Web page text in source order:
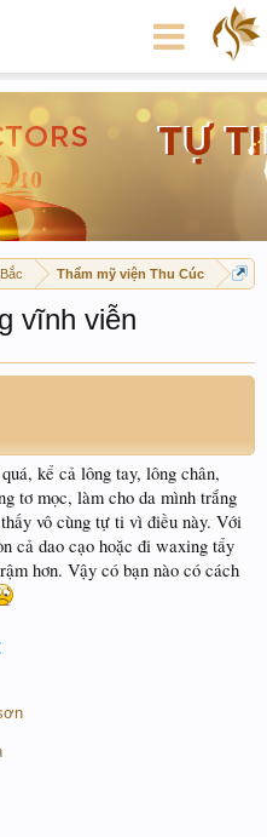
Thẩm mỹ viện Thu Cúc
vĩnh viễn
kể cả lông tay, lông chân,
tơ mọc, làm cho da mình trắng
vô cùng tự ti vì điều này. Với
cả dao cạo hoặc đi waxing tẩy
hơn. Vậy có bạn nào có cách